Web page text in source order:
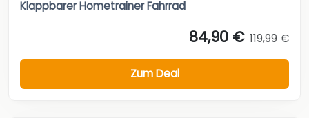
Klappbarer Hometrainer Fahrrad
84,90 € 119,99 €
Zum Deal